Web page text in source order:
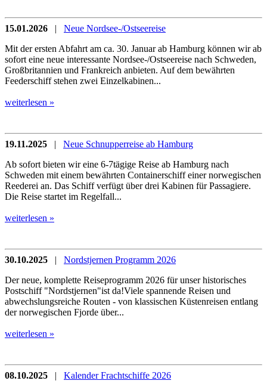
15.01.2026 | Neue Nordsee-/Ostseereise
Mit der ersten Abfahrt am ca. 30. Januar ab Hamburg können wir ab
sofort eine neue interessante Nordsee-/Ostseereise nach Schweden,
Großbritannien und Frankreich anbieten. Auf dem bewährten
Feederschiff stehen zwei Einzelkabinen...
weiterlesen »
19.11.2025 | Neue Schnupperreise ab Hamburg
Ab sofort bieten wir eine 6-7tägige Reise ab Hamburg nach
Schweden mit einem bewährten Containerschiff einer norwegischen
Reederei an. Das Schiff verfügt über drei Kabinen für Passagiere.
Die Reise startet im Regelfall...
weiterlesen »
30.10.2025 | Nordstjernen Programm 2026
Der neue, komplette Reiseprogramm 2026 für unser historisches
Postschiff "Nordstjernen"ist da!Viele spannende Reisen und
abwechslungsreiche Routen - von klassischen Küstenreisen entlang
der norwegischen Fjorde über...
weiterlesen »
08.10.2025 | Kalender Frachtschiffe 2026